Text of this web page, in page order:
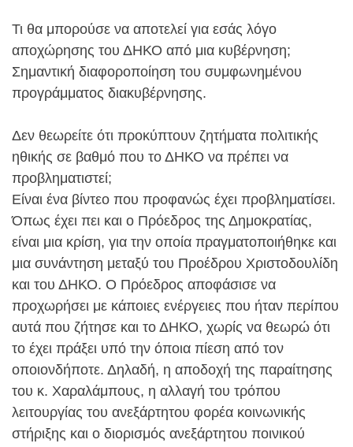
Τι θα μπορούσε να αποτελεί για εσάς λόγο
αποχώρησης του ΔΗΚΟ από μια κυβέρνηση;
Σημαντική διαφοροποίηση του συμφωνημένου
προγράμματος διακυβέρνησης.
Δεν θεωρείτε ότι προκύπτουν ζητήματα πολιτικής
ηθικής σε βαθμό που το ΔΗΚΟ να πρέπει να
προβληματιστεί;
Είναι ένα βίντεο που προφανώς έχει προβληματίσει.
Όπως έχει πει και ο Πρόεδρος της Δημοκρατίας,
είναι μια κρίση, για την οποία πραγματοποιήθηκε και
μια συνάντηση μεταξύ του Προέδρου Χριστοδουλίδη
και του ΔΗΚΟ. Ο Πρόεδρος αποφάσισε να
προχωρήσει με κάποιες ενέργειες που ήταν περίπου
αυτά που ζήτησε και το ΔΗΚΟ, χωρίς να θεωρώ ότι
το έχει πράξει υπό την όποια πίεση από τον
οποιονδήποτε. Δηλαδή, η αποδοχή της παραίτησης
του κ. Χαραλάμπους, η αλλαγή του τρόπου
λειτουργίας του ανεξάρτητου φορέα κοινωνικής
στήριξης και ο διορισμός ανεξάρτητου ποινικού